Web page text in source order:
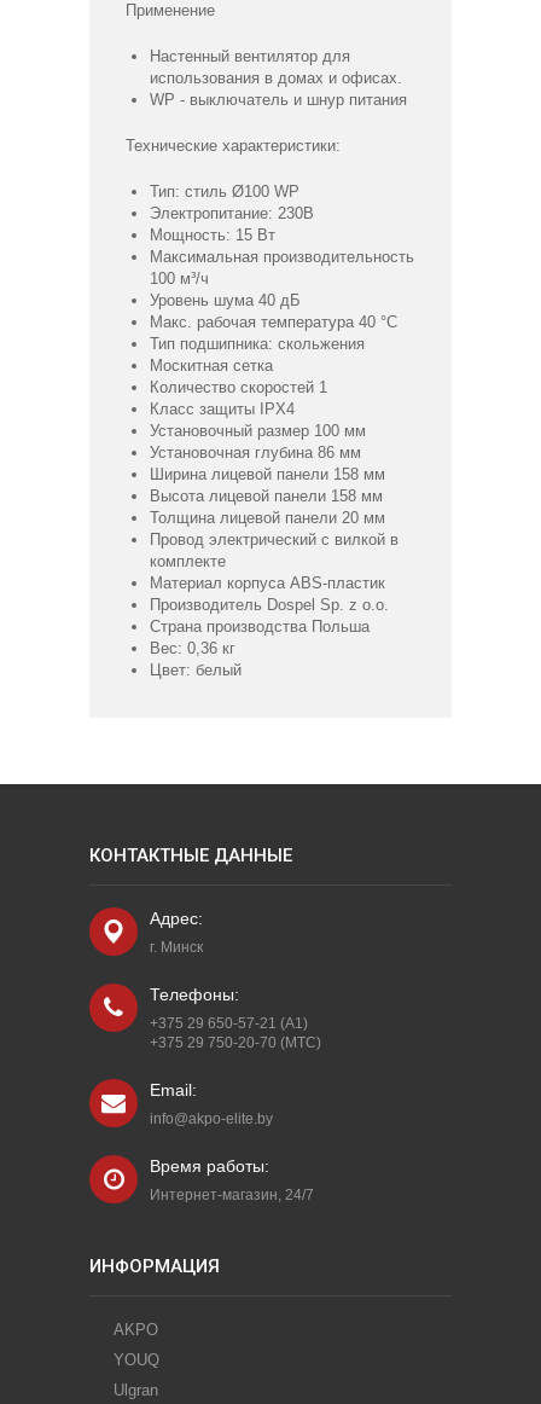
Применение
Настенный вентилятор для
использования в домах и офисах.
WP - выключатель и шнур питания
Технические характеристики:
Тип: стиль Ø100 WP
Электропитание: 230В
Мощность: 15 Вт
Максимальная производительность
100 м³/ч
Уровень шума 40 дБ
Макс. рабочая температура 40 °C
Тип подшипника: скольжения
Москитная сетка
Количество скоростей 1
Класс защиты IPX4
Установочный размер 100 мм
Установочная глубина 86 мм
Ширина лицевой панели 158 мм
Высота лицевой панели 158 мм
Толщина лицевой панели 20 мм
Провод электрический с вилкой в
комплекте
Материал корпуса ABS-пластик
Производитель Dospel Sp. z o.o.
Страна производства Польша
Вес: 0,36 кг
Цвет: белый
КОНТАКТНЫЕ ДАННЫЕ
Адрес:
г. Минск
Телефоны:
+375 29 650-57-21 (A1)
+375 29 750-20-70 (МТС)
Email:
info@akpo-elite.by
Время работы:
Интернет-магазин, 24/7
ИНФОРМАЦИЯ
AKPO
YOUQ
Ulgran